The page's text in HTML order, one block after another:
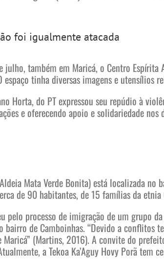
foi igualmente atacada
julho, também em Maricá, o Centro
espaço tinha diversas imagens e
Horta, do PT expressou seu repúdio à
e oferecendo apoio e solidariedade
Mata Verde Bonita) está localizada
de 90 habitantes, de 15 famílias da
pelo processo de imigração de um grupo
bairro de Camboinhas. “Devido a conflitos
(Martins, 2016). A convite do
a Tekoa Ka’Aguy Hovy Porã